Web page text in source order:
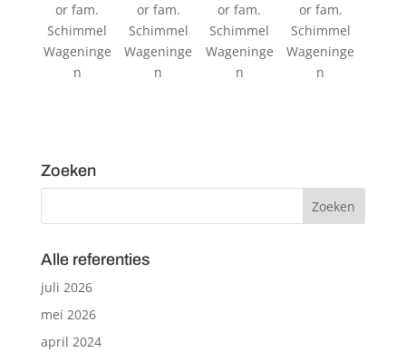
or fam.
Schimmel
Wageninge
n
or fam.
Schimmel
Wageninge
n
or fam.
Schimmel
Wageninge
n
or fam.
Schimmel
Wageninge
n
Zoeken
Alle referenties
juli 2026
mei 2026
april 2024